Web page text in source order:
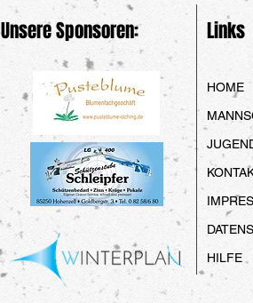
Unsere Sponsoren: Links
HOME
HILFE